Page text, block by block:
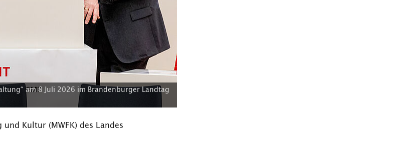
am 8 Juli 2026 im Brandenburger Landtag
Kultur (MWFK) des Landes